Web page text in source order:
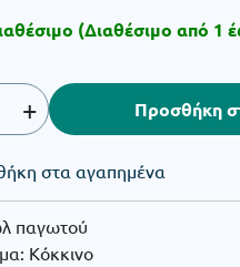
(Διαθέσιμο από 1
+ Προσθήκη
στα αγαπημένα
παγωτού
Κόκκινο